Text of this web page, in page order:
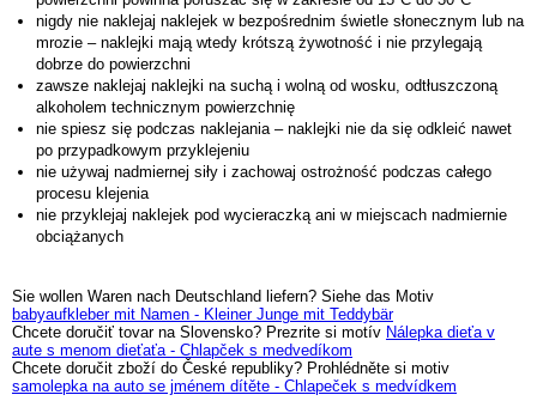
nigdy nie naklejaj naklejek w bezpośrednim świetle słonecznym lub na
mrozie – naklejki mają wtedy krótszą żywotność i nie przylegają
dobrze do powierzchni
zawsze naklejaj naklejki na suchą i wolną od wosku, odtłuszczoną
alkoholem technicznym powierzchnię
nie spiesz się podczas naklejania – naklejki nie da się odkleić nawet
po przypadkowym przyklejeniu
nie używaj nadmiernej siły i zachowaj ostrożność podczas całego
procesu klejenia
nie przyklejaj naklejek pod wycieraczką ani w miejscach nadmiernie
obciążanych
Sie wollen Waren nach Deutschland liefern? Siehe das Motiv
babyaufkleber mit Namen - Kleiner Junge mit Teddybär
Chcete doručiť tovar na Slovensko? Prezrite si motív Nálepka dieťa v
aute s menom dieťaťa - Chlapček s medvedíkom
Chcete doručit zboží do České republiky? Prohlédněte si motiv
samolepka na auto se jménem dítěte - Chlapeček s medvídkem